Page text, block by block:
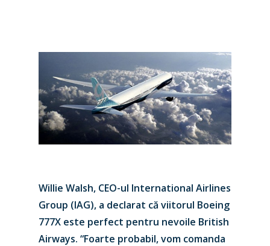
Willie Walsh, CEO-ul International Airlines
Group (IAG), a declarat că viitorul Boeing
777X este perfect pentru nevoile British
Airways. “Foarte probabil, vom comanda